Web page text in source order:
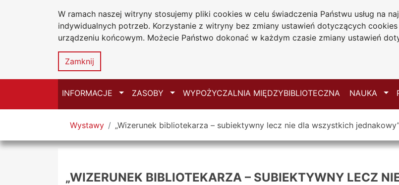
W ramach naszej witryny stosujemy pliki cookies w celu świadczenia Państwu usług na
indywidualnych potrzeb. Korzystanie z witryny bez zmiany ustawień dotyczących
urządzeniu końcowym. Możecie Państwo dokonać w każdym czasie zmiany ustawień
Zamknij
Przejdź do głównego menu
Przejdź do treści
Przejdź do wyszukiwarki
Przejdź do mapy serwisuBiblioteka Uniwersytecka
Uniwersytetu Jana Długosza
w Częstochowie
Mapa
INFORMACJE Przełącz
ZASOBY Przełącz
WYPOŻYCZALNIA MIĘDZYBIBLIOTECZNA NAUKA
Tutaj jesteś
Wystawy „Wizerunek bibliotekarza – subiektywny lecz nie dla wszystkich
„WIZERUNEK BIBLIOTEKARZA – SUBIEKTYWNY LECZ